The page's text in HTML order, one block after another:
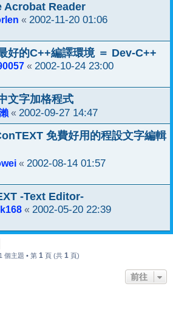
Acrobat Reader
« 2002-11-20 01:06
好的C++編譯環境 ＝ Dev-C++
« 2002-10-24 23:00
文字加格程式
« 2002-09-27 14:47
免費好用的程設文字編輯
« 2002-08-14 01:57
-Text Editor-
« 2002-05-20 22:39
個主題 • 第 1 頁 (共 1 頁)
前往